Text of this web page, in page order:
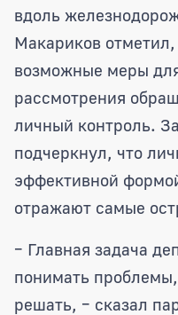
вдоль
Макариков
возможные меры
рассмотрения
личный контроль.
подчеркнул, что
эффективной
отражают самые
– Главная задача
понимать
решать, – сказал